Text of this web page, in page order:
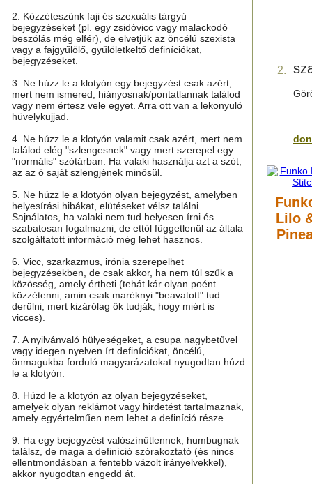
2. Közzéteszünk faji és szexuális tárgyú
bejegyzéseket (pl. egy zsidóvicc vagy malackodó
beszólás még elfér), de elvetjük az öncélú szexista
vagy a fajgyűlölő, gyűlöletkeltő definíciókat,
bejegyzéseket.
3. Ne húzz le a klotyón egy bejegyzést csak azért,
mert nem ismered, hiányosnak/pontatlannak találod
vagy nem értesz vele egyet. Arra ott van a lekonyuló
hüvelykujjad.
4. Ne húzz le a klotyón valamit csak azért, mert nem
találod elég "szlengesnek" vagy mert szerepel egy
"normális" szótárban. Ha valaki használja azt a szót,
az az ő saját szlengjének minősül.
5. Ne húzz le a klotyón olyan bejegyzést, amelyben
helyesírási hibákat, elütéseket vélsz találni.
Sajnálatos, ha valaki nem tud helyesen írni és
szabatosan fogalmazni, de ettől függetlenül az általa
szolgáltatott információ még lehet hasznos.
6. Vicc, szarkazmus, irónia szerepelhet
bejegyzésekben, de csak akkor, ha nem túl szűk a
közösség, amely értheti (tehát kár olyan poént
közzétenni, amin csak maréknyi "beavatott" tud
derülni, mert kizárólag ők tudják, hogy miért is
vicces).
7. A nyilvánvaló hülyeségeket, a csupa nagybetűvel
vagy idegen nyelven írt definíciókat, öncélú,
önmagukba forduló magyarázatokat nyugodtan húzd
le a klotyón.
8. Húzd le a klotyón az olyan bejegyzéseket,
amelyek olyan reklámot vagy hirdetést tartalmaznak,
amely egyértelműen nem lehet a definíció része.
9. Ha egy bejegyzést valószínűtlennek, humbugnak
találsz, de maga a definíció szórakoztató (és nincs
ellentmondásban a fentebb vázolt irányelvekkel),
akkor nyugodtan engedd át.
2.
Lilo